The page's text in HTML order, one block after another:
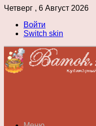
Четверг , 6 Август 2026
Войти
Switch skin